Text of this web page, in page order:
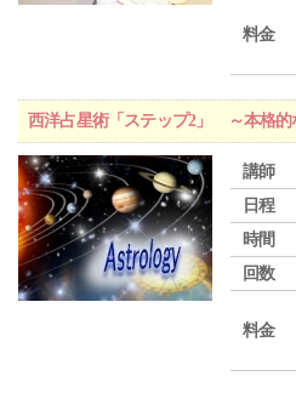
料金
西洋占星術「ステップ2」 ～本格的
講師
日程
時間
回数
料金